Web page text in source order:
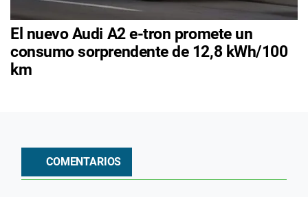
El nuevo Audi A2 e-tron promete un
consumo sorprendente de 12,8 kWh/100
km
COMENTARIOS